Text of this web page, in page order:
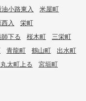
小路東入
米屋町
入
栄町
下る 桜木町
三栄町
青龍町 鶴山町
出水町
太町上る
宮垣町